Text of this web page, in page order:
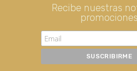
CERTAMEN DE
FUNDACIÓN
TIENDA
NOTICIAS
Recibe nuestras
promociones